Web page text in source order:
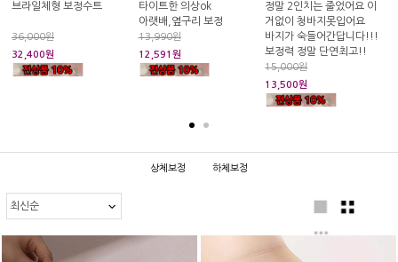
브라일체형 보정수트
36,000원
32,400원
타이트한 의상ok
아랫배,옆구리 보정
13,990원
12,591원
정말 2인치는 줄었어요 이
거없이 청바지못입어요
바지가 숙들어간답니다!!!
보정력 정말 단연최고!!
15,000원
13,500원
상체보정 하체보정